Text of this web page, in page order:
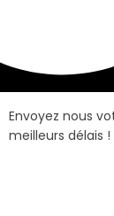
Envoyez nous
meilleurs délais !